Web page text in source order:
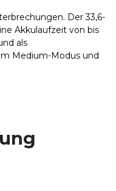
Der 33,6-
Akkulaufzeit von bis
als
Medium-Modus und
im Eco-Modus bis zu
und 15 im Turbo-
Modus zu
Verschmutzung zu
an den
so die